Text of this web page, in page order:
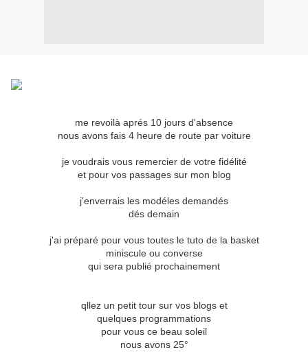
me revoilà aprés 10 jours d'absence
nous avons fais 4 heure de route par voiture
je voudrais vous remercier de votre fidélité
et pour vos passages sur mon blog
j'enverrais les modéles demandés
dés demain
j'ai préparé pour vous toutes le tuto de la basket
miniscule ou converse
qui sera publié prochainement
qllez un petit tour sur vos blogs et
quelques programmations
pour vous ce beau soleil
nous avons 25°